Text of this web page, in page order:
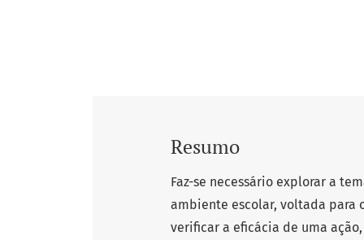
Resumo
Faz-se necessário explorar a
ambiente escolar, voltada para
verificar a eficácia de uma